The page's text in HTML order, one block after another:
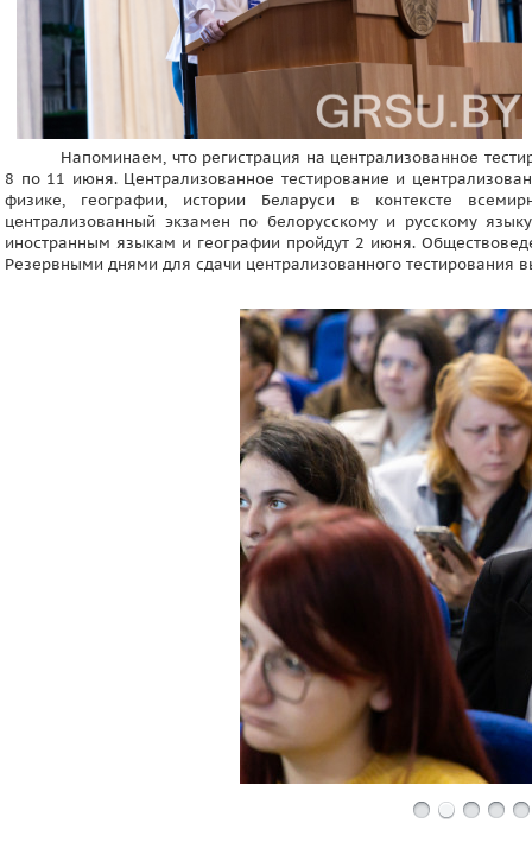
Напоминаем, что регистрация на централизованное
8 по 11 июня. Централизованное тестирование и
физике, географии, истории Беларуси в контексте
централизованный экзамен по белорусскому и русскому
иностранным языкам и географии пройдут 2 июня.
Резервными днями для сдачи централизованного тестирования